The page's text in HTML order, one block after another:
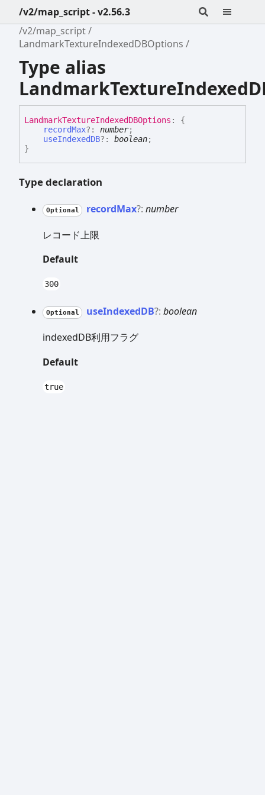
/v2/map_script - v2.56.3
/v2/map_script
LandmarkTextureIndexedDBOptions
Type alias
LandmarkTextureIndexedDBOptions :
{
recordMax?: number;
useIndexedDB?: boolean;
}
Type declaration
Optional recordMax?: number
レコード上限
Default
300
Optional useIndexedDB?: boolean
indexedDB利用フラグ
Default
true